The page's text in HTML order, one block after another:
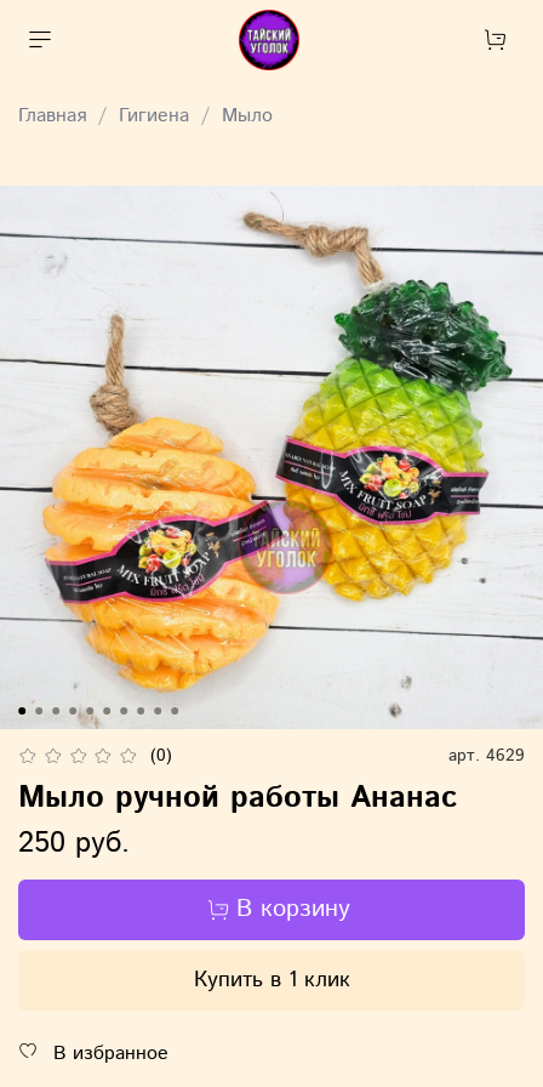
Главная Гигиена Мыло
(0) арт. 4629
Мыло ручной работы Ананас
250 руб.
В корзину
Купить в 1 клик
В избранное